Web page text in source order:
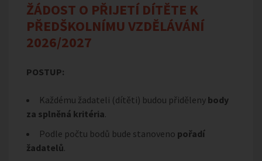
ŽÁDOST O PŘIJETÍ DÍTĚTE K
PŘEDŠKOLNÍMU VZDĚLÁVÁNÍ
2026/2027
POSTUP:
Každému žadateli (dítěti) budou přiděleny body
za splněná kritéria.
Podle počtu bodů bude stanoveno pořadí
žadatelů.